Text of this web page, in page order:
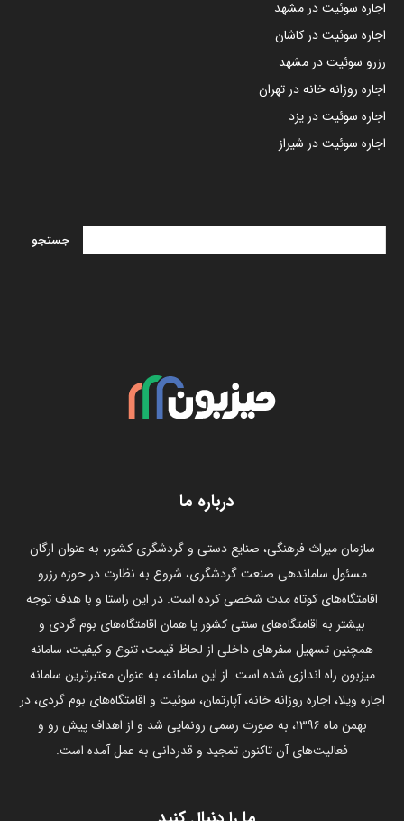
اجاره سوئیت در مشهد
اجاره سوئیت در کاشان
رزرو سوئیت در مشهد
اجاره روزانه خانه در تهران
اجاره سوئیت در یزد
اجاره سوئیت در شیراز
درباره ما
سازمان میراث فرهنگی، صنایع دستی و گردشگری کشور، به عنوان ارگان
مسئول ساماندهی صنعت گردشگری، شروع به نظارت در حوزه رزرو
اقامتگاه‌های کوتاه مدت شخصی کرده است. در این راستا و با هدف توجه
بیشتر به اقامتگاه‌های سنتی کشور یا همان اقامتگاه‌های بوم گردی و
همچنین تسهیل سفرهای داخلی از لحاظ قیمت، تنوع و کیفیت، سامانه
میزبون راه اندازی شده است. از این سامانه، به عنوان معتبرترین سامانه
اجاره ویلا، اجاره روزانه خانه، آپارتمان، سوئیت و اقامتگاه‌های بوم گردی، در
بهمن ماه ۱۳۹۶، به صورت رسمی رونمایی شد و از اهداف پیش رو و
فعالیت‌های آن تاکنون تمجید و قدردانی به عمل آمده است.